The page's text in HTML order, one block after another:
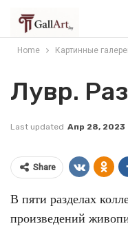
Home Картинные
Лувр.
Last updated Апр 28, 2023
Share
В пяти разделах
произведений